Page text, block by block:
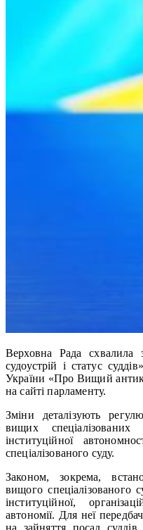
Верховна Рада
судоустрій і статус
України «Про Вищий
на сайті парламенту.
Зміни деталізують
вищих
інституційної
спеціалізованого суду.
Законом, зокрема,
вищого спеціалізованого
інституційної,
автономії. Для неї
на зайняття посад